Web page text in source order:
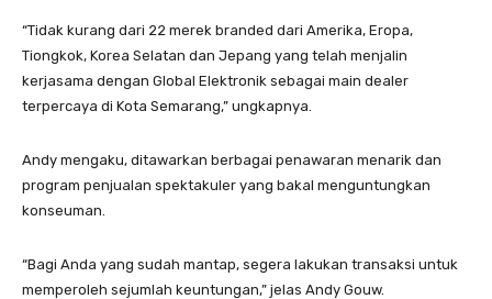
“Tidak kurang dari 22 merek branded dari Amerika, Eropa,
Tiongkok, Korea Selatan dan Jepang yang telah menjalin
kerjasama dengan Global Elektronik sebagai main dealer
terpercaya di Kota Semarang,” ungkapnya.
Andy mengaku, ditawarkan berbagai penawaran menarik dan
program penjualan spektakuler yang bakal menguntungkan
konseuman.
“Bagi Anda yang sudah mantap, segera lakukan transaksi untuk
memperoleh sejumlah keuntungan,” jelas Andy Gouw.